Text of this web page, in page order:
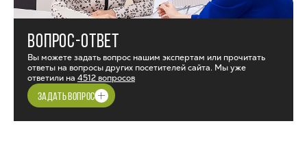
ВОПРОС-ОТВЕТ
Вы можете задать вопрос нашим экспертам или прочитать
ответы на вопросы других посетителей сайта. Мы уже
ответили на 4512 вопросов
ЗАДАТЬ ВОПРОС